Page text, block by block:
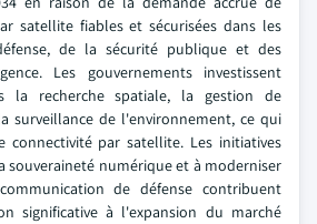
satellite fiables et sécurisées dans les
de la sécurité publique et des
Les gouvernements investissent
la recherche spatiale, la gestion de
surveillance de l'environnement, ce qui
connectivité par satellite. Les initiatives
souveraineté numérique et à moderniser
de défense contribuent
significative à l'expansion du marché